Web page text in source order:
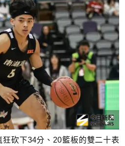
砍下34分、20籃板的雙二十表